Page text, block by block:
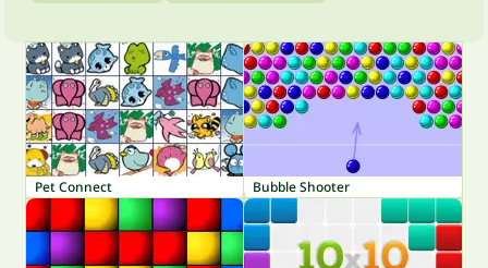
Pet Connect Bubble Shooter